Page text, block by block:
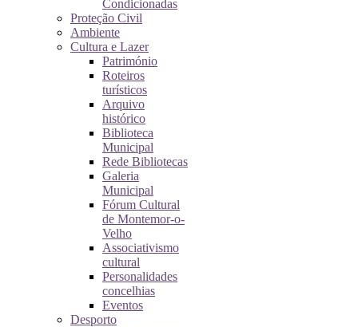
Condicionadas
Proteção Civil
Ambiente
Cultura e Lazer
Património
Roteiros
turísticos
Arquivo
histórico
Biblioteca
Municipal
Rede Bibliotecas
Galeria
Municipal
Fórum Cultural
de Montemor-o-
Velho
Associativismo
cultural
Personalidades
concelhias
Eventos
Desporto